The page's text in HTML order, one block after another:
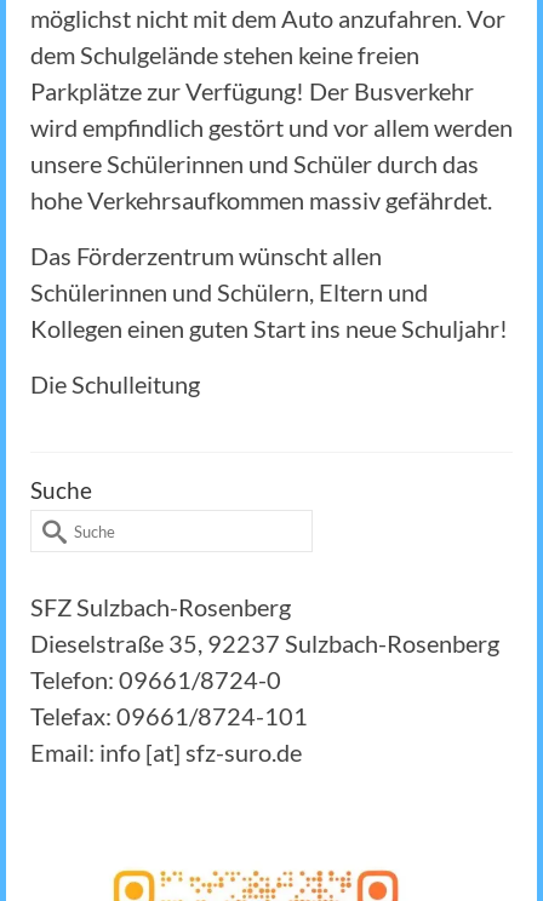
möglichst nicht mit dem Auto anzufahren. Vor
dem Schulgelände stehen keine freien
Parkplätze zur Verfügung! Der Busverkehr
wird empfindlich gestört und vor allem werden
unsere Schülerinnen und Schüler durch das
hohe Verkehrsaufkommen massiv gefährdet.
Das Förderzentrum wünscht allen
Schülerinnen und Schülern, Eltern und
Kollegen einen guten Start ins neue Schuljahr!
Die Schulleitung
Suche
Suche
SFZ Sulzbach-Rosenberg
Dieselstraße 35, 92237 Sulzbach-Rosenberg
Telefon: 09661/8724-0
Telefax: 09661/8724-101
Email: info [at] sfz-suro.de